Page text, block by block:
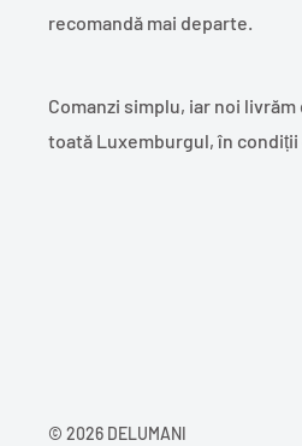
recomandă mai departe.
Comanzi simplu, iar noi
toată Luxemburgul, în
© 2026 DELUMANI